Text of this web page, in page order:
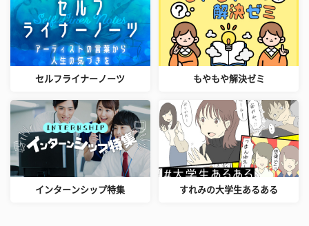
セルフライナーノーツ もやもや解決ゼミ
インターンシップ特集 すれみの大学生あるある